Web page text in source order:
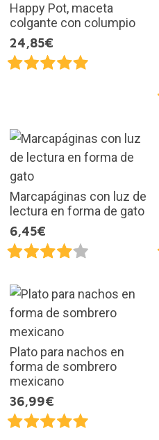
Happy Pot, maceta
colgante con columpio
24,85€
Marcapáginas con luz de
lectura en forma de gato
6,45€
Plato para nachos en
forma de sombrero
mexicano
36,99€